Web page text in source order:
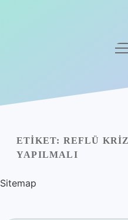
Yasal Uyarı
ETIKET: REFLÜ
YAPILMALI
Sitemap